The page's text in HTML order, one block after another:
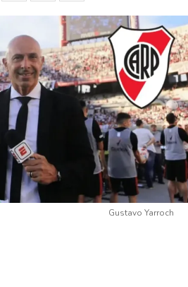
Gustavo Yarroch